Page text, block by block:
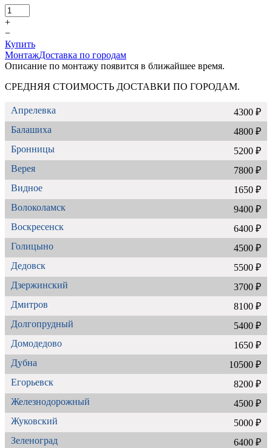
+
−
Купить
МонтажДоставка по городам
Описание по монтажу появится в ближайшее время.
СРЕДНЯЯ СТОИМОСТЬ ДОСТАВКИ ПО ГОРОДАМ.
Апрелевка
4300 ₽
Балашиха
4800 ₽
Бронницы
5200 ₽
Верея
7800 ₽
Видное
1650 ₽
Волоколамск
9400 ₽
Воскресенск
6400 ₽
Голицыно
4500 ₽
Дедовск
5500 ₽
Дзержинский
3700 ₽
Дмитров
8100 ₽
Долгопрудный
5400 ₽
Домодедово
1650 ₽
Дубна
10500 ₽
Егорьевск
8200 ₽
Железнодорожный
4500 ₽
Жуковский
5000 ₽
Зеленоград
6400 ₽